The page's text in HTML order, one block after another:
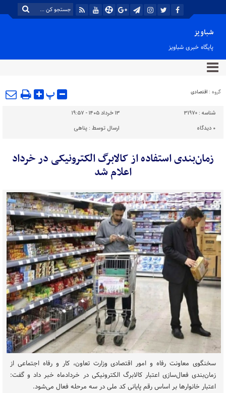
شباویز
پایگاه خبری شباویز
گروه : اقتصادی پ
شناسه : 31970
۱۳ خرداد ۱۴۰۵ - ۱۹:۵۷
۰ دیدگاه ارسال توسط :پناهی
زمان‌بندی استفاده از کالابرگ الکترونیکی در خرداد
اعلام شد
سخنگوی معاونت رفاه و امور اقتصادی وزارت تعاون، کار و رفاه اجتماعی از
زمان‌بندی فعال‌سازی اعتبار کالابرگ الکترونیکی در خردادماه خبر داد و گفت:
اعتبار خانوارها بر اساس رقم پایانی کد ملی در سه مرحله فعال می‌شود.